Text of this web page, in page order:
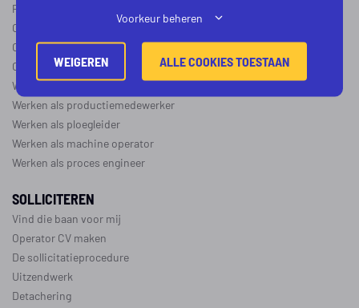
Procesoperator salaris
Operator opleidingen
–vapro
Over de maakindustrie
Over de procesindustrie
Werken als monteur
Werken als productiemedewerker
Werken als ploegleider
Werken als machine operator
Werken als proces engineer
SOLLICITEREN
Vind die baan voor mij
Operator CV maken
De sollicitatieprocedure
Uitzendwerk
Detachering
Voorkeur beheren
WEIGEREN ALLE COOKIES TOESTAAN